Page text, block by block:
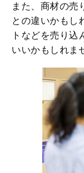
また、商材の売
との違いかもし
トなどを売り込
いいかもしれま